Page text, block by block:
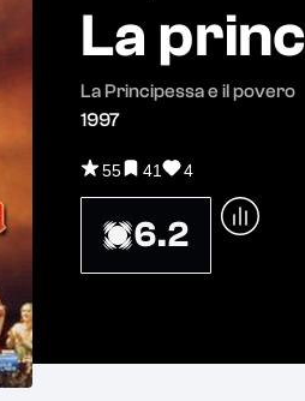
La
La Principessa e il povero
1997
55 41 4
6.2